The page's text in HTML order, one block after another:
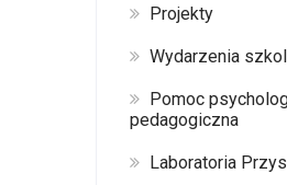
Projekty
Wydarzenia
Pomoc
pedagogiczna
Laboratoria